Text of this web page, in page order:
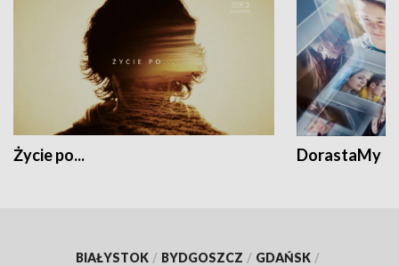
Życie po... DorastaMy
BIAŁYSTOK / BYDGOSZCZ / GDAŃSK /